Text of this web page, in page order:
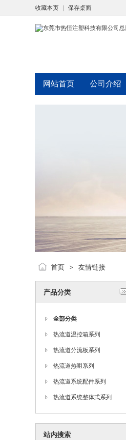
收藏本页 保存桌面
网站首页 公司介绍
首页 > 友情链接
产品分类
全部分类
热流道温控箱系列
热流道分流板系列
热流道热咀系列
热流道系统配件系列
热流道系统整体式系列
站内搜索